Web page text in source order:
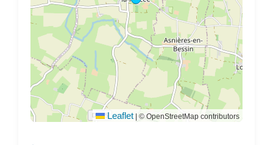
Leaflet | © OpenStreetMap contributors